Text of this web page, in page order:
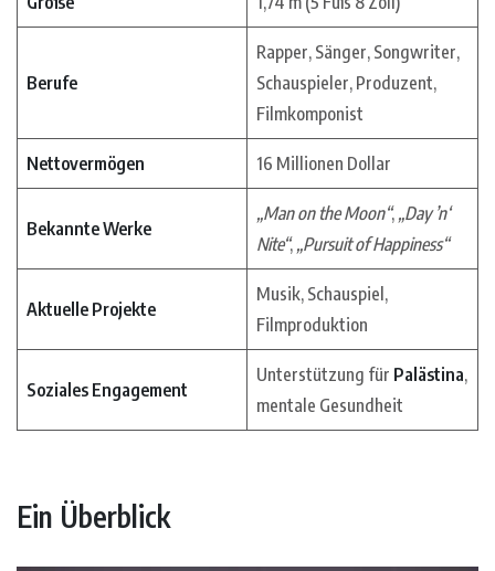
Berufe
Rapper, Sänger, Songwriter,
Schauspieler, Produzent,
Filmkomponist
Nettovermögen 16 Millionen Dollar
Bekannte Werke
„Man on the Moon“, „Day ’n‘
Nite“, „Pursuit of Happiness“
Aktuelle Projekte
Musik, Schauspiel,
Filmproduktion
Soziales Engagement
Unterstützung für Palästina,
mentale Gesundheit
Ein Überblick